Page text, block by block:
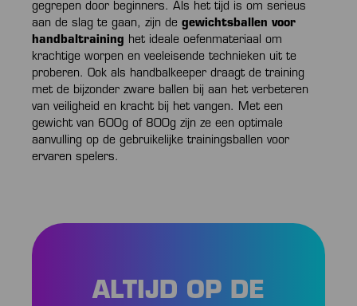
gegrepen door beginners. Als het tijd is om serieus
aan de slag te gaan, zijn de gewichtsballen voor
handbaltraining het ideale oefenmateriaal om
krachtige worpen en veeleisende technieken uit te
proberen. Ook als handbalkeeper draagt de training
met de bijzonder zware ballen bij aan het verbeteren
van veiligheid en kracht bij het vangen. Met een
gewicht van 600g of 800g zijn ze een optimale
aanvulling op de gebruikelijke trainingsballen voor
ervaren spelers.
ALTIJD OP DE